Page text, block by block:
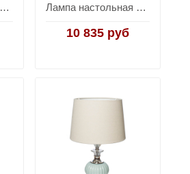
Лампа настольная (кремовый абажур) 22-86639TL
Лампа настольная золотая (белый абажур) 22-88259
10 835 руб